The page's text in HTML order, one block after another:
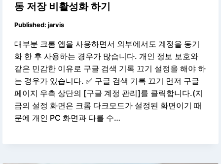
동 저장 비활성화 하기
Published: jarvis
대부분 크롬 앱을 사용하면서 외부에서도 계정을 동기
화 한 후 사용하는 경우가 많습니다. 개인 정보 보호와
같은 민감한 이유로 구글 검색 기록 끄기 설정을 해야 하
는 경우가 있습니다. ✅ 구글 검색 기록 끄기 먼저 구글
페이지 우측 상단의 [구글 계정 관리]를 클릭합니다.(지
금의 설정 화면은 크롬 다크모드가 설정된 화면이기 때
문에 개인 PC 화면과 다를 수…